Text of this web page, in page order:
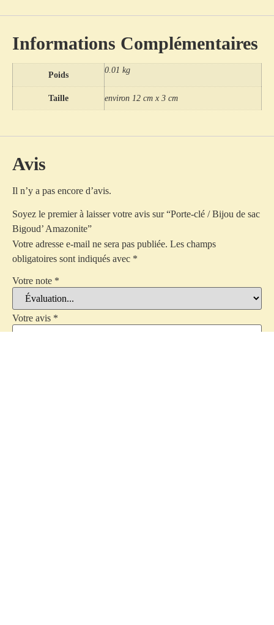
Informations Complémentaires
Poids 0.01 kg
Taille environ 12 cm x 3 cm
Avis
Il n’y a pas encore d’avis.
Soyez le premier à laisser votre avis sur “Porte-clé / Bijou de sac
Bigoud’ Amazonite”
Votre adresse e-mail ne sera pas publiée. Les champs
obligatoires sont indiqués avec *
Votre note *
Votre avis *